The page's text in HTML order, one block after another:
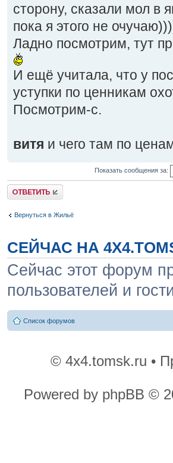
сторону, сказали мол
пока я этого не
Ладно посмотрим, тут
И ещё учитала, что у
уступки по ценникам
Посмотрим-с.
витя и чего там по
Показать сообщения за:
Ответить
Вернуться в Жильё
СЕЙЧАС НА
Сейчас этот форум
пользователей и
Список форумов
© 4x4.tomsk.ru •
Powered by phpBB ©